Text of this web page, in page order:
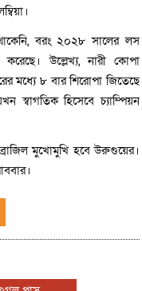
বরং ২০২৮ সালের লস
করেছে। উল্লেখ্য, নারী কোপা
৮ বার শিরোপা জিতেছে
স্বাগতিক হিসেবে চ্যাম্পিয়ন
মুখোমুখি হবে উরুগুয়ের।